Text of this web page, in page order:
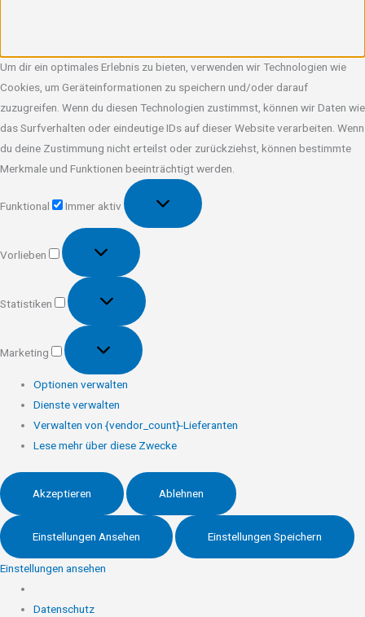
Um dir ein optimales Erlebnis zu bieten, verwenden wir Technologien wie
Cookies, um Geräteinformationen zu speichern und/oder darauf
zuzugreifen. Wenn du diesen Technologien zustimmst, können wir Daten wie
das Surfverhalten oder eindeutige IDs auf dieser Website verarbeiten. Wenn
du deine Zustimmung nicht erteilst oder zurückziehst, können bestimmte
Merkmale und Funktionen beeinträchtigt werden.
Funktional
Immer aktiv
Vorlieben
Vorlieben
Statistiken
Statistiken
Marketing
Marketing
Optionen verwalten
Dienste verwalten
Verwalten von {vendor_count}-Lieferanten
Lese mehr über diese Zwecke
Akzeptieren Ablehnen
Einstellungen Ansehen Einstellungen Speichern
Einstellungen ansehen
Datenschutz